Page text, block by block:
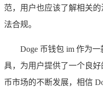
范，用户也应该了解相关
法合规。
Doge 币钱包 im 作为
具，为用户提供了一个良
币市场的不断发展，相信